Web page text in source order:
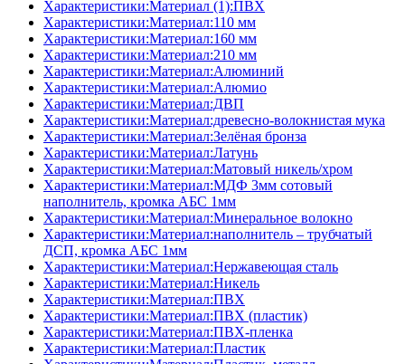
Характеристики:Материал (1):ПВХ
Характеристики:Материал:110 мм
Характеристики:Материал:160 мм
Характеристики:Материал:210 мм
Характеристики:Материал:Алюминий
Характеристики:Материал:Алюмио
Характеристики:Материал:ДВП
Характеристики:Материал:древесно-волокнистая мука
Характеристики:Материал:Зелёная бронза
Характеристики:Материал:Латунь
Характеристики:Материал:Матовый никель/хром
Характеристики:Материал:МДФ 3мм сотовый
наполнитель, кромка AБC 1мм
Характеристики:Материал:Минеральное волокно
Характеристики:Материал:наполнитель – трубчатый
ДСП, кромка AБC 1мм
Характеристики:Материал:Нержавеющая сталь
Характеристики:Материал:Никель
Характеристики:Материал:ПВХ
Характеристики:Материал:ПВХ (пластик)
Характеристики:Материал:ПВХ-пленка
Характеристики:Материал:Пластик